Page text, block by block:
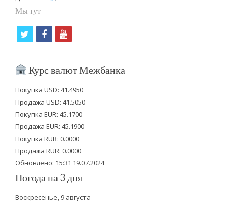
Мы тут
i
t
e
r
f
c
b
o
o
k
y
u
u
b
e
Курс валют Межбанка
Покупка USD: 41.4950
Продажа USD: 41.5050
Покупка EUR: 45.1700
Продажа EUR: 45.1900
Покупка RUR: 0.0000
Продажа RUR: 0.0000
Обновлено: 15:31 19.07.2024
Погода на 3 дня
Воскресенье, 9 августа